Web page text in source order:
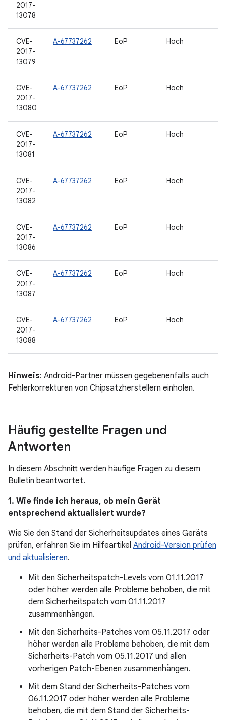
2017-
13078
CVE-
2017-
13079
A-67737262 EoP Hoch
CVE-
2017-
13080
A-67737262 EoP Hoch
CVE-
2017-
13081
A-67737262 EoP Hoch
CVE-
2017-
13082
A-67737262 EoP Hoch
CVE-
2017-
13086
A-67737262 EoP Hoch
CVE-
2017-
13087
A-67737262 EoP Hoch
CVE-
2017-
13088
A-67737262 EoP Hoch
Hinweis: Android-Partner müssen gegebenenfalls auch
Fehlerkorrekturen von Chipsatzherstellern einholen.
Häufig gestellte Fragen und
Antworten
In diesem Abschnitt werden häufige Fragen zu diesem
Bulletin beantwortet.
1. Wie finde ich heraus, ob mein Gerät
entsprechend aktualisiert wurde?
Wie Sie den Stand der Sicherheitsupdates eines Geräts
prüfen, erfahren Sie im Hilfeartikel Android-Version prüfen
und aktualisieren.
Mit den Sicherheitspatch-Levels vom 01.11.2017
oder höher werden alle Probleme behoben, die mit
dem Sicherheitspatch vom 01.11.2017
zusammenhängen.
Mit den Sicherheits-Patches vom 05.11.2017 oder
höher werden alle Probleme behoben, die mit dem
Sicherheits-Patch vom 05.11.2017 und allen
vorherigen Patch-Ebenen zusammenhängen.
Mit dem Stand der Sicherheits-Patches vom
06.11.2017 oder höher werden alle Probleme
behoben, die mit dem Stand der Sicherheits-